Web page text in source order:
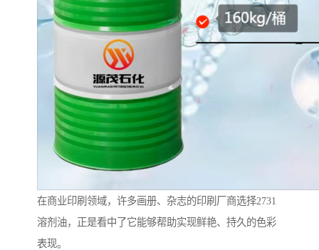
在商业印刷领域，许多画册、杂志的印刷厂商选择2731
溶剂油，正是看中了它能够帮助实现鲜艳、持久的色彩
表现。